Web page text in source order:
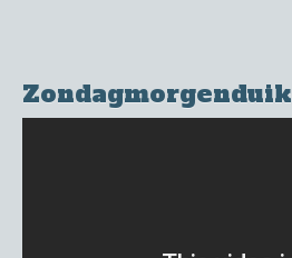
Zondagmorgenduik